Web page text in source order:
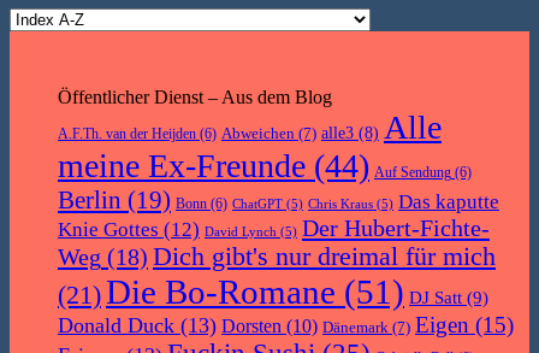
Öffentlicher Dienst – Aus dem Blog
A.F.Th. van der Heijden (6) Abweichen (7) alle3 (8) Alle
meine Ex-Freunde (44) Auf Sendung (6)
Berlin (19) Bonn (6) ChatGPT (5) Chris Kraus (5) Das kaputte
Knie Gottes (12) David Lynch (5) Der Hubert-Fichte-
Weg (18) Dich gibt's nur dreimal für mich
(21)Die Bo-Romane (51) DJ Satt (9)
Donald Duck (13) Dorsten (10) Dänemark (7) Eigen (15)